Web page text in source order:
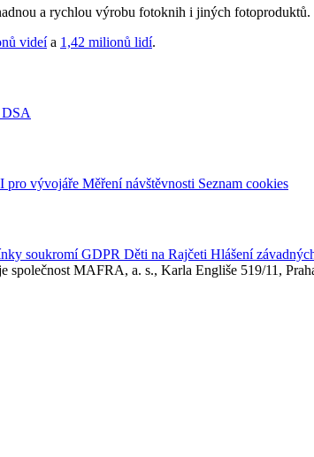
a rychlou výrobu fotoknih i jiných fotoproduktů.
videía 1,42 milionů lidí.
pro vývojáře Měření návštěvnosti Seznam cookies
soukromíGDPR Děti na Rajčeti Hlášení
společnost MAFRA, a. s., Karla Engliše 519/11,